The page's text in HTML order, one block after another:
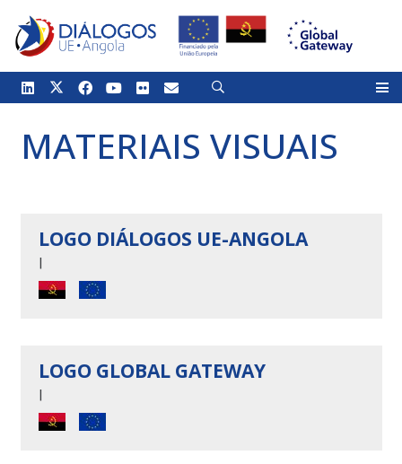
MATERIAIS VISUAIS
LOGO DIÁLOGOS UE-ANGOLA
LOGO GLOBAL GATEWAY